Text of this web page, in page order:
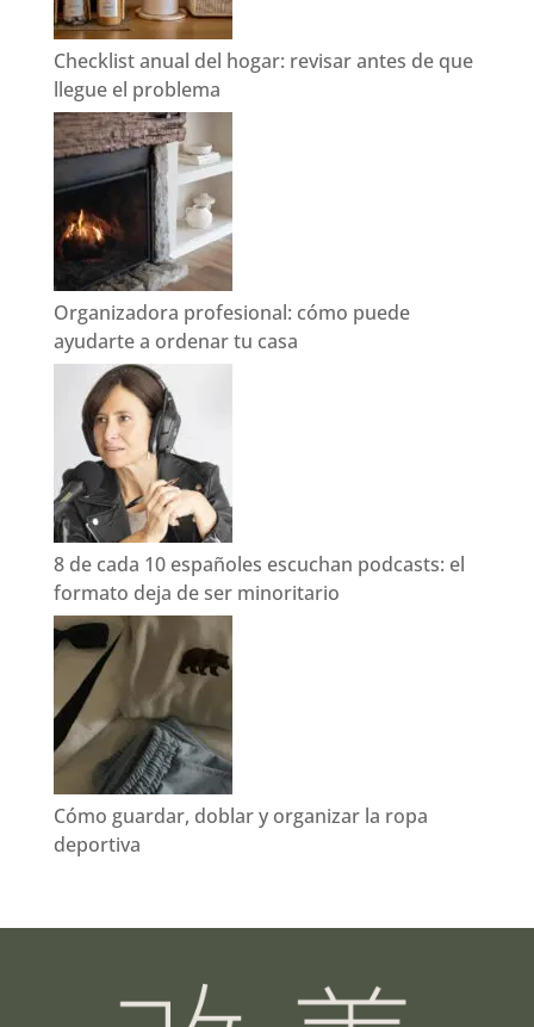
Checklist anual del hogar: revisar antes de que
llegue el problema
Organizadora profesional: cómo puede
ayudarte a ordenar tu casa
8 de cada 10 españoles escuchan podcasts: el
formato deja de ser minoritario
Cómo guardar, doblar y organizar la ropa
deportiva